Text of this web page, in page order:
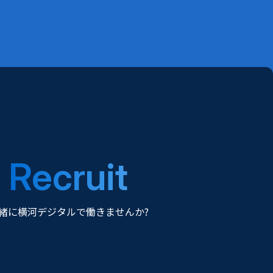
Recruit
に横河デジタルで働きませんか?